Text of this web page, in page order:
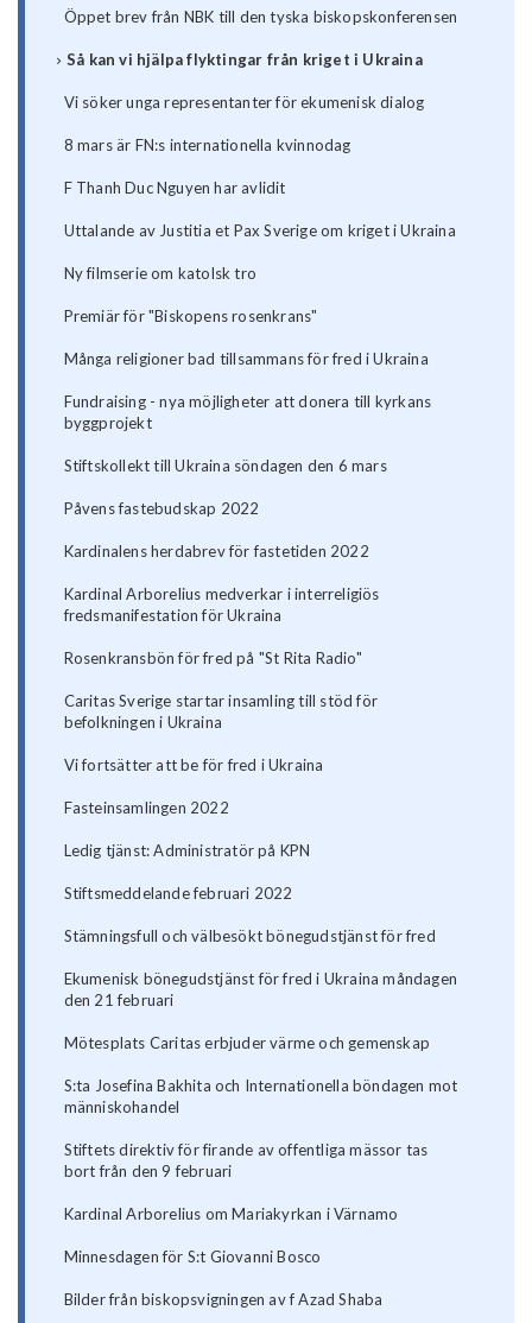
Öppet brev från NBK till den tyska biskopskonferensen
Så kan vi hjälpa flyktingar från kriget i Ukraina
Vi söker unga representanter för ekumenisk dialog
8 mars är FN:s internationella kvinnodag
F Thanh Duc Nguyen har avlidit
Uttalande av Justitia et Pax Sverige om kriget i Ukraina
Ny filmserie om katolsk tro
Premiär för "Biskopens rosenkrans"
Många religioner bad tillsammans för fred i Ukraina
Fundraising - nya möjligheter att donera till kyrkans
byggprojekt
Stiftskollekt till Ukraina söndagen den 6 mars
Påvens fastebudskap 2022
Kardinalens herdabrev för fastetiden 2022
Kardinal Arborelius medverkar i interreligiös
fredsmanifestation för Ukraina
Rosenkransbön för fred på "St Rita Radio"
Caritas Sverige startar insamling till stöd för
befolkningen i Ukraina
Vi fortsätter att be för fred i Ukraina
Fasteinsamlingen 2022
Ledig tjänst: Administratör på KPN
Stiftsmeddelande februari 2022
Stämningsfull och välbesökt bönegudstjänst för fred
Ekumenisk bönegudstjänst för fred i Ukraina måndagen
den 21 februari
Mötesplats Caritas erbjuder värme och gemenskap
S:ta Josefina Bakhita och Internationella böndagen mot
människohandel
Stiftets direktiv för firande av offentliga mässor tas
bort från den 9 februari
Kardinal Arborelius om Mariakyrkan i Värnamo
Minnesdagen för S:t Giovanni Bosco
Bilder från biskopsvigningen av f Azad Shaba